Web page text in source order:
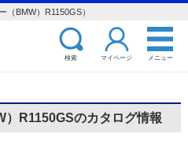
BMW）R1150GS）
検索 マイページ メニュー
）R1150GSのカタログ情報